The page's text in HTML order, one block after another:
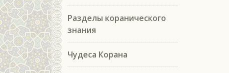
Разделы коранического
знания
Чудеса Корана